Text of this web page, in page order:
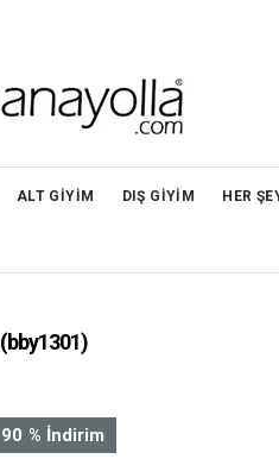
ALT GİYİM DIŞ GİYİM HER
(bby1301)
%
90 İndirim